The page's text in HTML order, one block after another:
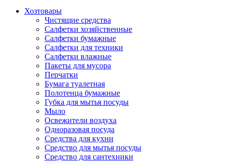
Хозтовары
Чистящие средства
Салфетки хозяйственные
Салфетки бумажные
Салфетки для техники
Салфетки влажные
Пакеты для мусора
Перчатки
Бумага туалетная
Полотенца бумажные
Губка для мытья посуды
Мыло
Освежители воздуха
Одноразовая посуда
Средства для кухни
Средство для мытья посуды
Средство для сантехники